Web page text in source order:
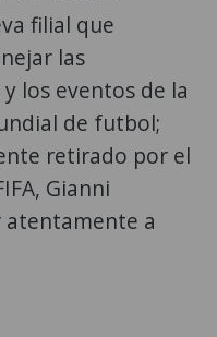
filial que
las
los eventos de la
de futbol;
retirado por el
Gianni
a